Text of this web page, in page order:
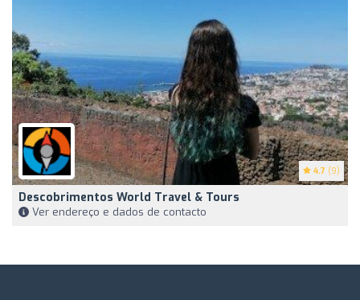
4.7 (9)
Descobrimentos World Travel & Tours
Ver endereço e dados de contacto